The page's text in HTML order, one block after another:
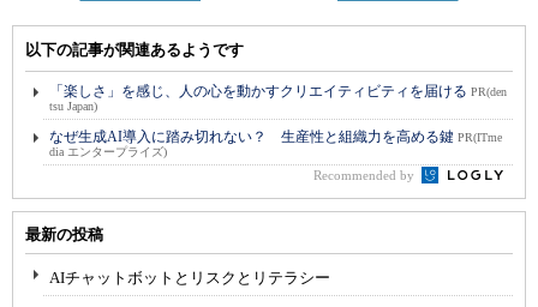
以下の記事が関連あるようです
「楽しさ」を感じ、人の心を動かすクリエイティビティを届ける PR(den
tsu Japan)
なぜ生成AI導入に踏み切れない？ 生産性と組織力を高める鍵 PR(ITme
dia エンタープライズ)
Recommended by
最新の投稿
AIチャットボットとリスクとリテラシー